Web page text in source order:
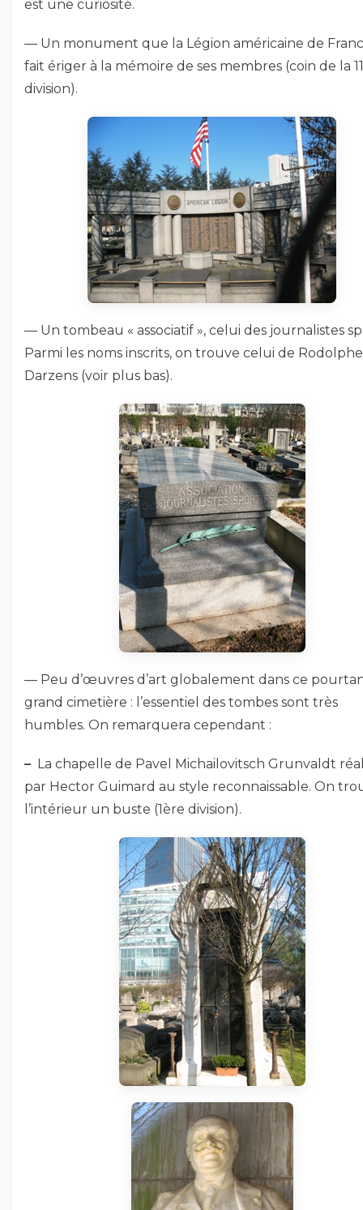
est une curiosité.
— Un monument que la Légion américaine de
fait ériger à la mémoire de ses membres (coin de la
division).
— Un tombeau « associatif », celui des journalistes
Parmi les noms inscrits, on trouve celui de Rodolphe
Darzens (voir plus bas).
— Peu d’œuvres d’art globalement dans ce
grand cimetière : l’essentiel des tombes sont très
humbles. On remarquera cependant :
– La chapelle de Pavel Michailovitsch Grunvaldt
par Hector Guimard au style reconnaissable. On
l’intérieur un buste (1ère division).